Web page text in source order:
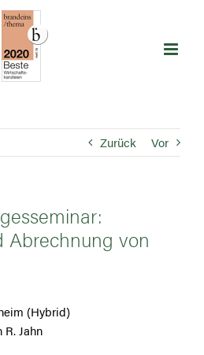
Zurück Vor
Abrechnung von
(Hybrid)
Jahn